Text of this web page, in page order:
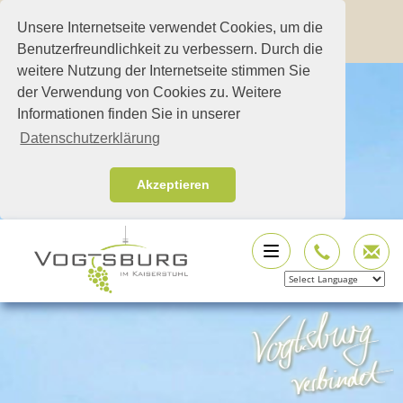
Unsere Internetseite verwendet Cookies, um die
Benutzerfreundlichkeit zu verbessern. Durch die
weitere Nutzung der Internetseite stimmen Sie
der Verwendung von Cookies zu. Weitere
Informationen finden Sie in unserer
Datenschutzerklärung
Akzeptieren